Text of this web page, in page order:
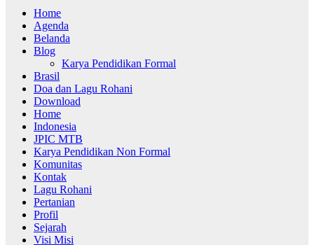
Home
Agenda
Belanda
Blog
Karya Pendidikan Formal
Brasil
Doa dan Lagu Rohani
Download
Home
Indonesia
JPIC MTB
Karya Pendidikan Non Formal
Komunitas
Kontak
Lagu Rohani
Pertanian
Profil
Sejarah
Visi Misi